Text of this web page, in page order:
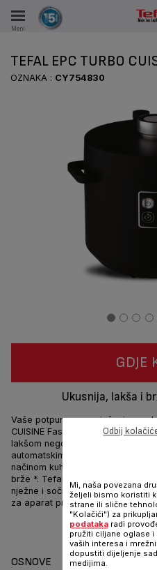
Meni
TOKOM 15 GODINA
TEFAL EPC TURBO
OZNAKA : CY754830
GDJE
Ukusnija, lakša i
Vaše potpuno novo rješenje za
CUISINE Fast Multicooker, čini
lakšom nego ikad. Umutite
automatskim programima bez
načinom kuhanja pod pritiskom
brže *. Tefal ekskluzivna
nježne i sočne rezultate, s
za aparat prilagođen korisniku.
Dijeli
OSNOVE
Mi, naša povezana
željeli bismo koristiti
strane ili slične
"Kolačići") za
podatakaradi
pružiti ciljane oglase
vaših interesa i
dopustiti dijeljenje
medijima.
Odbij